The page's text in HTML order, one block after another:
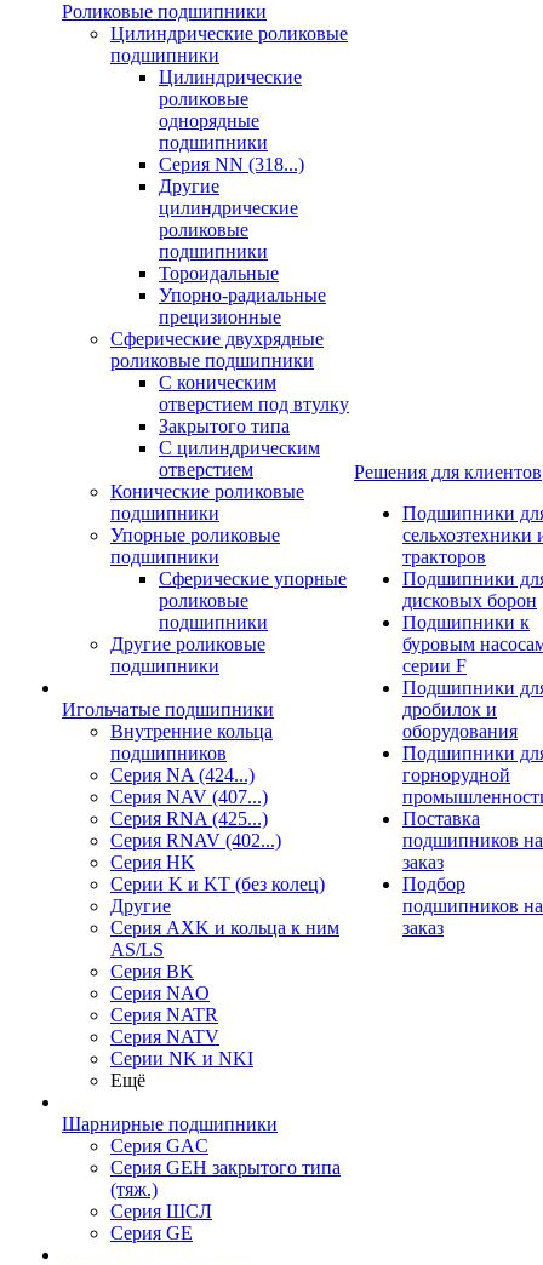
Роликовые подшипники
Цилиндрические роликовые
подшипники
Цилиндрические
роликовые
однорядные
подшипники
Серия NN (318...)
Другие
цилиндрические
роликовые
подшипники
Тороидальные
Упорно-радиальные
прецизионные
Сферические двухрядные
роликовые подшипники
С коническим
отверстием под втулку
Закрытого типа
С цилиндрическим
отверстием
Конические роликовые
подшипники
Упорные роликовые
подшипники
Сферические упорные
роликовые
подшипники
Другие роликовые
подшипники
Игольчатые подшипники
Внутренние кольца
подшипников
Серия NA (424...)
Серия NAV (407...)
Серия RNA (425...)
Серия RNAV (402...)
Серия HK
Серии K и KT (без колец)
Другие
Серия AXK и кольца к ним
AS/LS
Серия BK
Серия NAO
Серия NATR
Серия NATV
Серии NK и NKI
Ещё
Шарнирные подшипники
Серия GAC
Серия GEH закрытого типа
(тяж.)
Серия ШСЛ
Серия GE
Решения для клиентов
Подшипники
сельхозтехники
тракторов
Подшипники
дисковых борон
Подшипники к
буровым
серии F
Подшипники
дробилок и
оборудования
Подшипники
горнорудной
Поставка
подшипников на
заказ
Подбор
подшипников на
заказ